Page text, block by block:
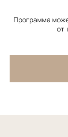
Программа
от